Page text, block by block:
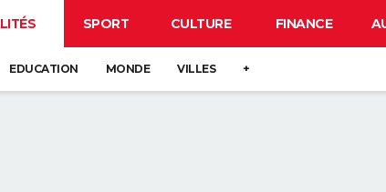
SPORT CULTURE FINANCE
EDUCATION MONDE VILLES +